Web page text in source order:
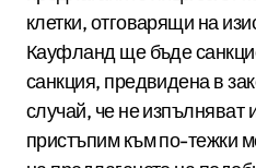
клетки, отговарящи на
Кауфланд ще бъде
санкция, предвидена в
случай, че не изпълняват
пристъпим към по-тежки